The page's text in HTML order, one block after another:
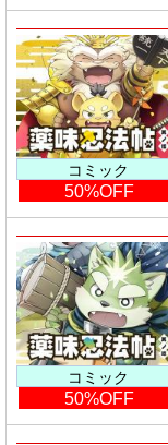
コミック
50%OFF
コミック
50%OFF